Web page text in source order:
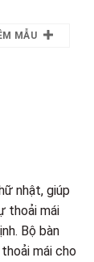
MẪU
nhật, giúp
thoải mái
Bộ bàn
mái cho